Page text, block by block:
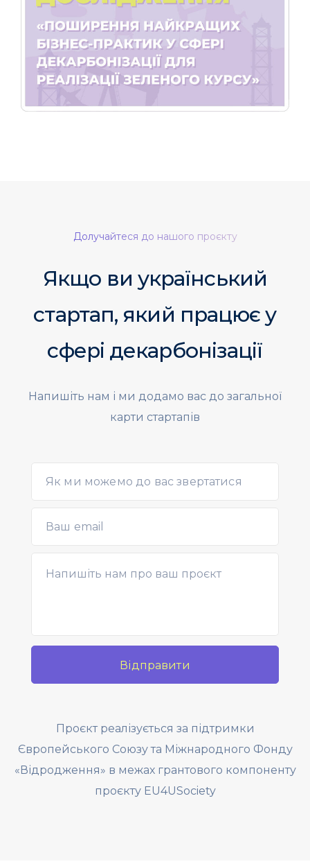
Долучайтеся до нашого проєкту
Якщо ви український
стартап, який працюєу
сфері декарбонізації
Напишіть нам і ми додамо вас до загальної
карти стартапів
Проєкт реалізується за підтримки
Європейського Союзу та Міжнародного Фонду
«Відродження» в межах грантового компоненту
проєкту EU4USociety